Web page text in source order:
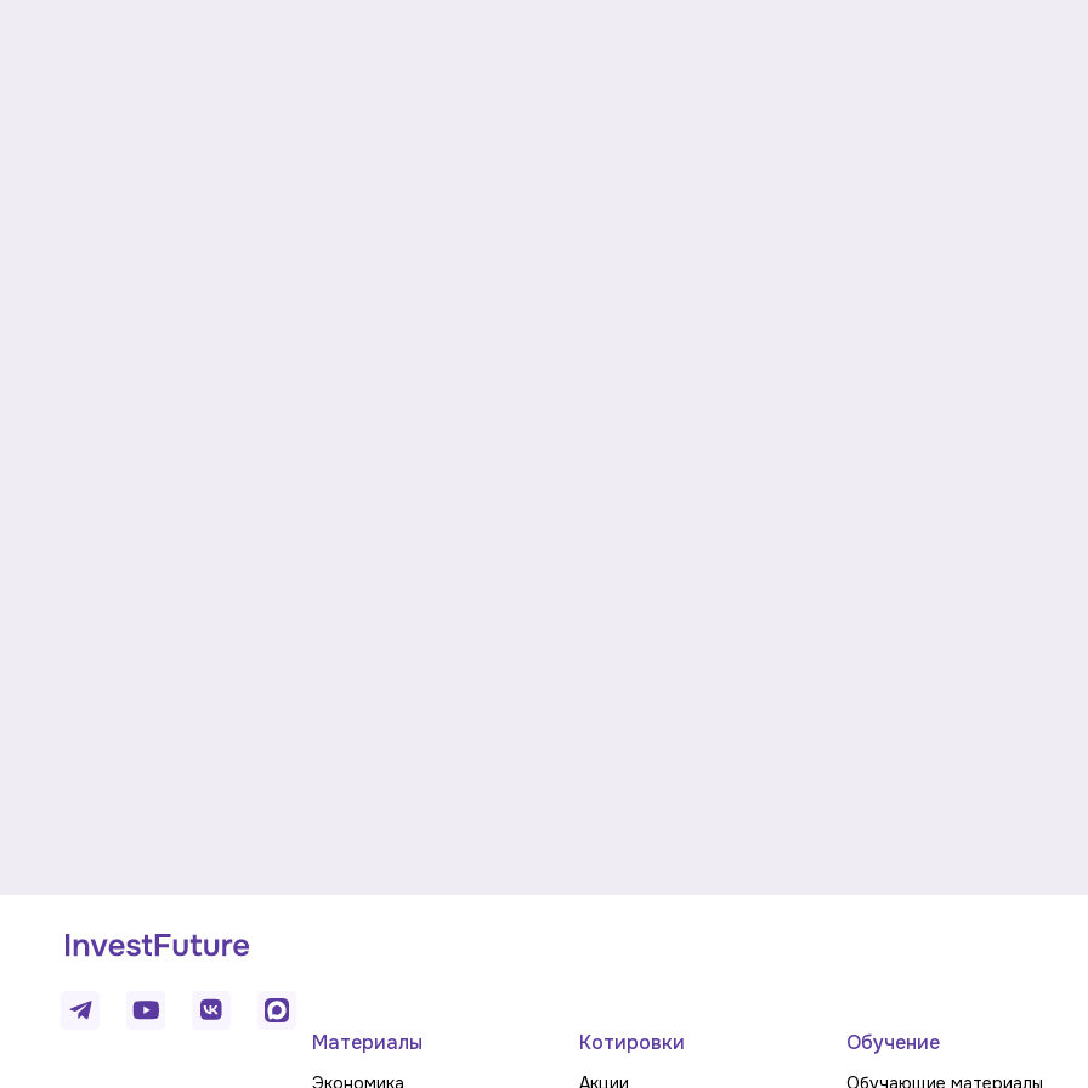
Материалы
Экономика
Котировки
Акции
Обучение
Обучающие материалы